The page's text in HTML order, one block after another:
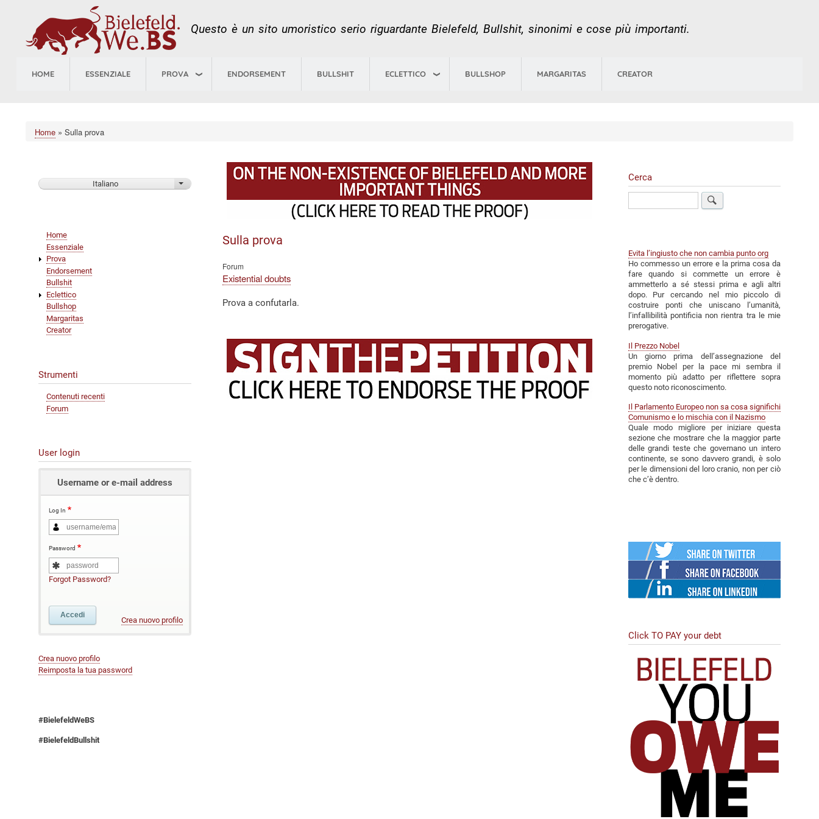
contenuto
Questo è un sito umoristico serio riguardante Bielefeld, Bullshit, sinonimi e cose più importanti.
HOME ESSENZIALE PROVA ENDORSEMENT BULLSHIT ECLETTICO BULLSHOP MARGARITAS CREATOR
Briciole
Home Sulla prova
Sulla prova
Forum
Existential doubts
Prova a confutarla.
Italiano Mostra ulteriori azioni
navigation
Home
Essenziale
Prova
Endorsement
Bullshit
Eclettico
Bullshop
Margaritas
Creator
Strumenti
Contenuti recenti
Forum
User login
Username or e-mail address
Log In
Password
Forgot Password?
Crea nuovo profilo
Crea nuovo profilo
Reimposta la tua password
#BielefeldWeBS
#BielefeldBullshit
Cerca
Evita l’ingiusto che non cambia punto org
Ho commesso un errore e la prima cosa da
fare quando si commette un errore è
ammetterlo a sé stessi prima e agli altri
dopo. Pur cercando nel mio piccolo di
costruire ponti che uniscano l’umanità,
l’infallibilità pontificia non rientra tra le mie
prerogative.
Il Prezzo Nobel
Un giorno prima dell’assegnazione del
premio Nobel per la pace mi sembra il
momento più adatto per riflettere sopra
questo noto riconoscimento.
Il Parlamento Europeo non sa cosa significhi
Comunismo e lo mischia con il Nazismo
Quale modo migliore per iniziare questa
sezione che mostrare che la maggior parte
delle grandi teste che governano un intero
continente, se sono davvero grandi, è solo
per le dimensioni del loro cranio, non per ciò
che c’è dentro.
Twitter
Facebook
Linked
in
Click TO PAY your debt